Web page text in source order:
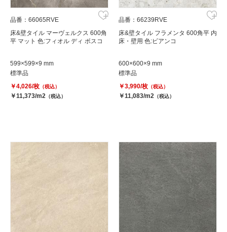
品番：66065RVE
床&壁タイル マーヴェルクス 600角
平 マット 色:フィオル ディ ボスコ
599×599×9 mm
標準品
￥4,026/枚 （税込）
￥11,373/m2 （税込）
品番：66239RVE
床&壁タイル フラメンタ 600角平 内
床・壁用 色:ビアンコ
600×600×9 mm
標準品
￥3,990/枚 （税込）
￥11,083/m2 （税込）